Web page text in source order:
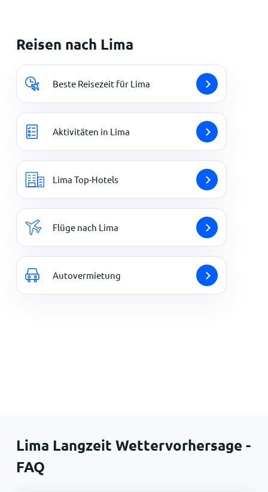
Reisen nach Lima
Beste Reisezeit für Lima
Aktivitäten in Lima
Lima Top-Hotels
Flüge nach Lima
Autovermietung
Lima Langzeit Wettervorhersage -
FAQ